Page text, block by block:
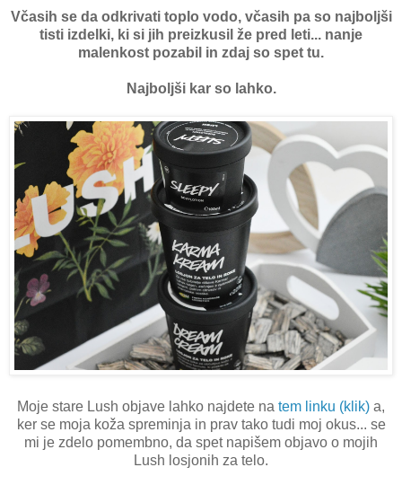
Včasih se da odkrivati toplo vodo, včasih pa so najboljši
tisti izdelki, ki si jih preizkusil že pred leti... nanje
malenkost pozabil in zdaj so spet tu.
Najboljši kar so lahko.
Moje stare Lush objave lahko najdete na tem linku (klik) a,
ker se moja koža spreminja in prav tako tudi moj okus... se
mi je zdelo pomembno, da spet napišem objavo o mojih
Lush losjonih za telo.